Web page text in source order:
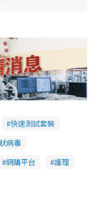
快速測試套裝
病毒
網購平台
護理